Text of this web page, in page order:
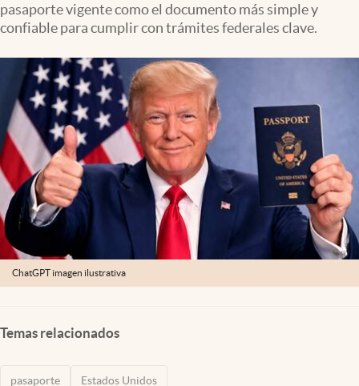
USA
pasaporte vigente como el documento más simple y
confiable para cumplir con trámites federales clave.
ChatGPT imagen ilustrativa
Temas relacionados
pasaporte Estados Unidos